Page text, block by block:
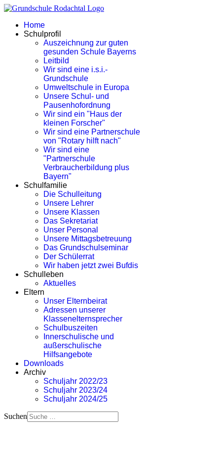
Home
Schulprofil
Auszeichnung zur guten
gesunden Schule Bayerns
Leitbild
Wir sind eine i.s.i.-
Grundschule
Umweltschule in Europa
Unsere Schul- und
Pausenhofordnung
Wir sind ein "Haus der
kleinen Forscher"
Wir sind eine Partnerschule
von "Rotary hilft nach"
Wir sind eine
"Partnerschule
Verbraucherbildung plus
Bayern"
Schulfamilie
Die Schulleitung
Unsere Lehrer
Unsere Klassen
Das Sekretariat
Unser Personal
Unsere Mittagsbetreuung
Das Grundschulseminar
Der Schülerrat
Wir haben jetzt zwei Bufdis
Schulleben
Aktuelles
Eltern
Unser Elternbeirat
Adressen unserer
Klassenelternsprecher
Schulbuszeiten
Innerschulische und
außerschulische
Hilfsangebote
Downloads
Archiv
Schuljahr 2022/23
Schuljahr 2023/24
Schuljahr 2024/25
Suchen